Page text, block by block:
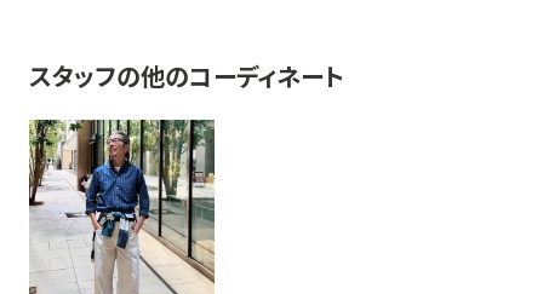
スタッフの他のコーディネート